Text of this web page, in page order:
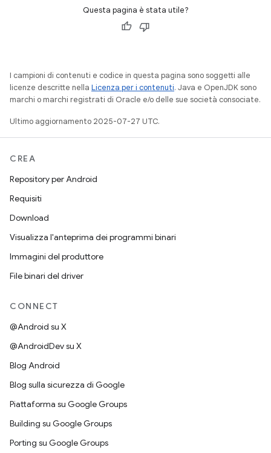
Questa pagina è stata utile?
I campioni di contenuti e codice in questa pagina sono soggetti alle
licenze descritte nella Licenza per i contenuti. Java e OpenJDK sono
marchi o marchi registrati di Oracle e/o delle sue società consociate.
Ultimo aggiornamento 2025-07-27 UTC.
CREA
Repository per Android
Requisiti
Download
Visualizza l'anteprima dei programmi binari
Immagini del produttore
File binari del driver
CONNECT
@Android su X
@AndroidDev su X
Blog Android
Blog sulla sicurezza di Google
Piattaforma su Google Groups
Building su Google Groups
Porting su Google Groups